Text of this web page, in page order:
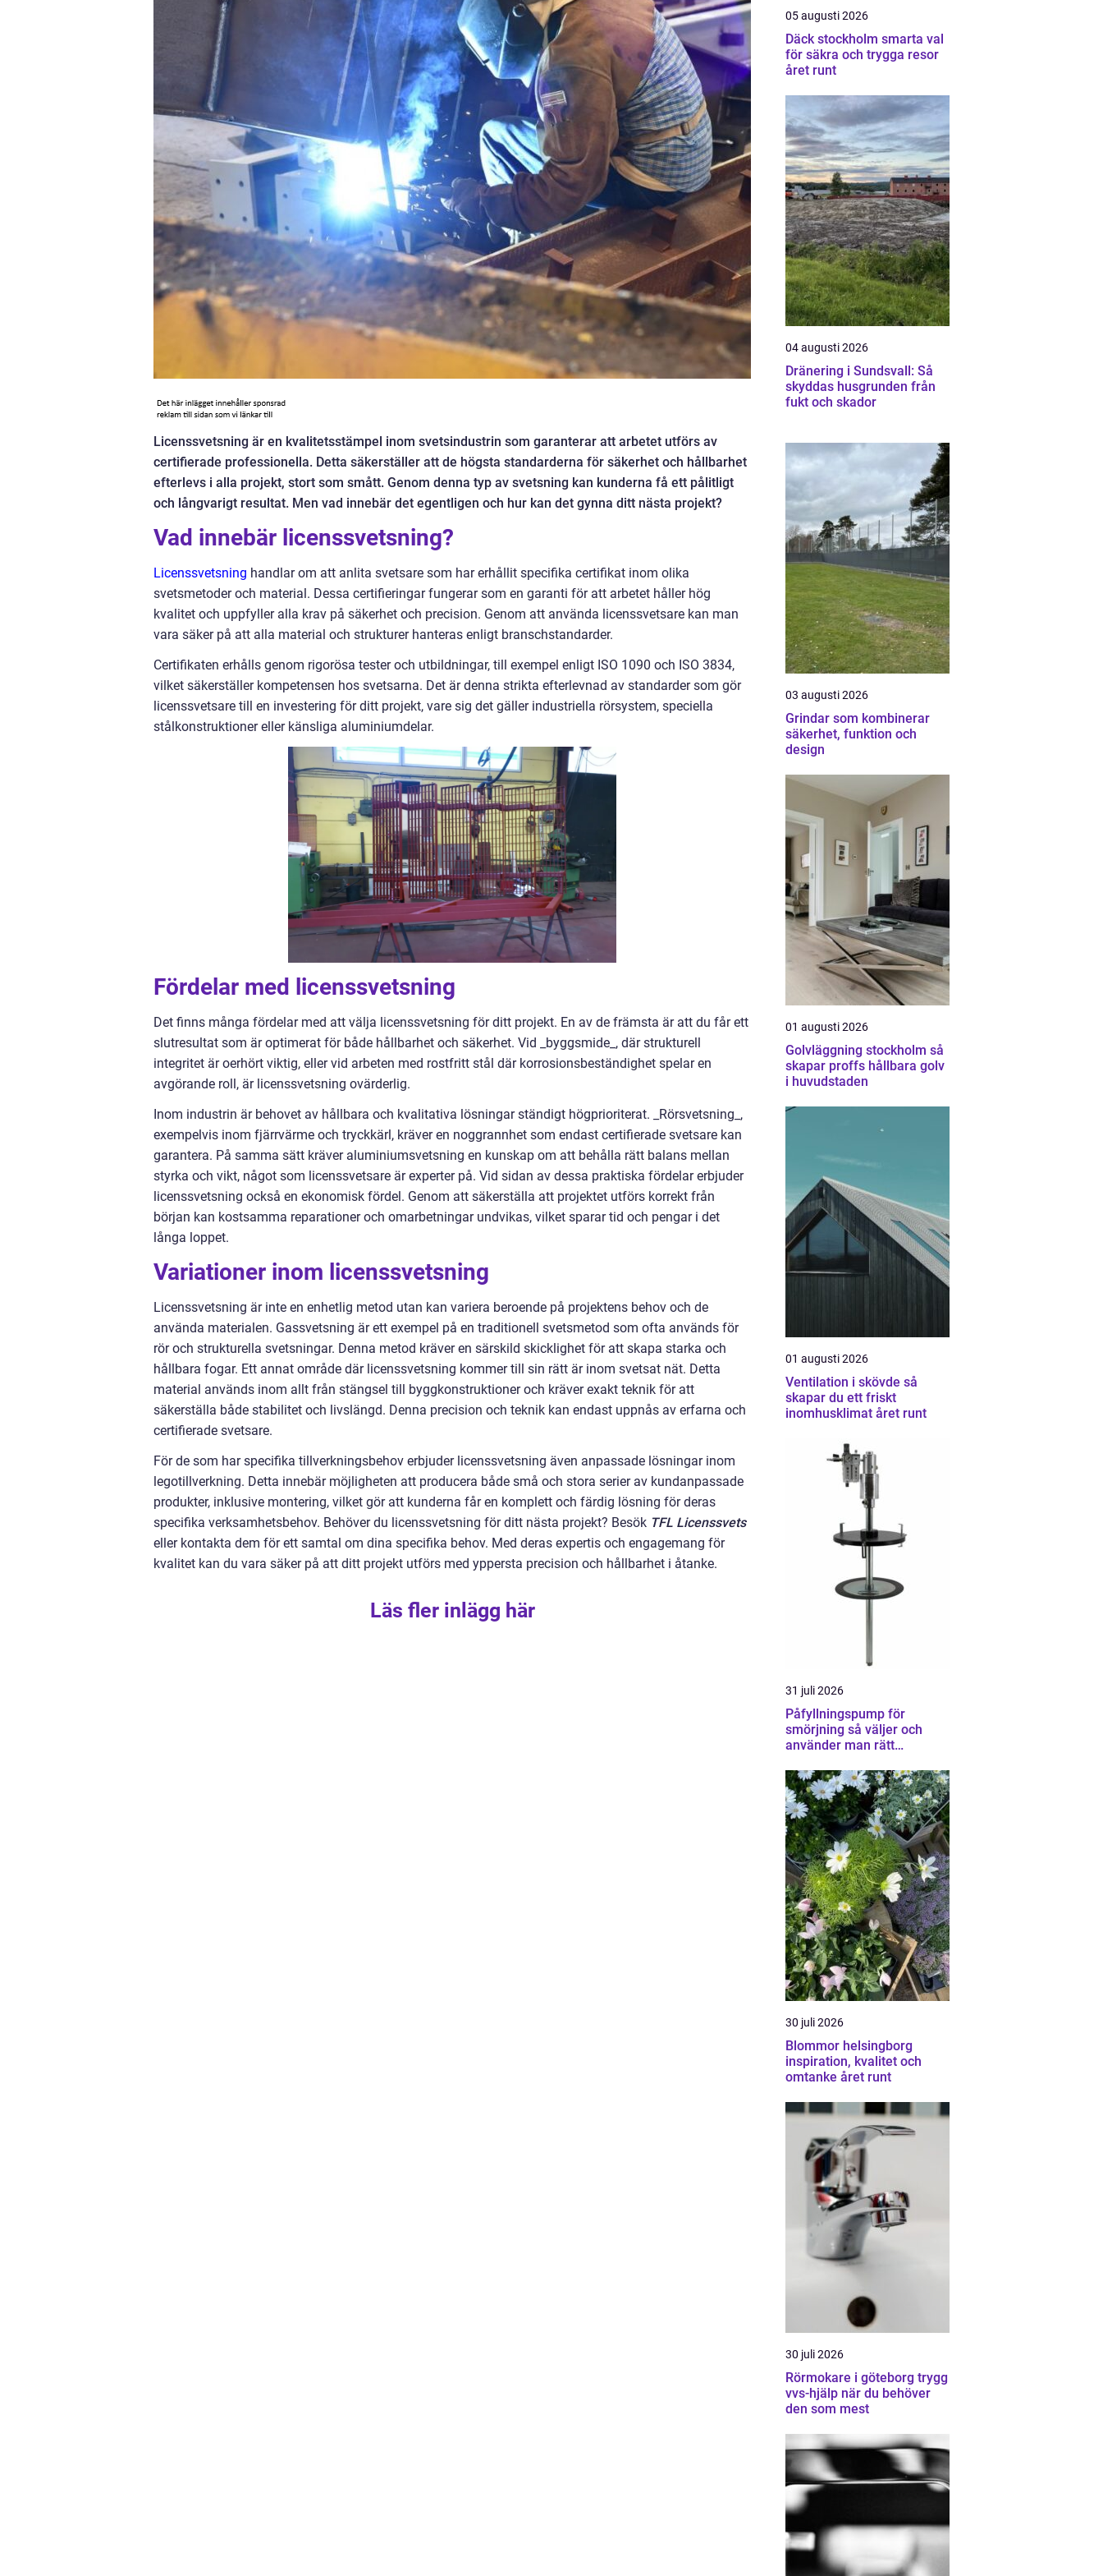
Licenssvetsning är en kvalitetsstämpel inom svetsindustrin som garanterar att arbetet utförs av
certifierade professionella. Detta säkerställer att de högsta standarderna för säkerhet och hållbarhet
efterlevs i alla projekt, stort som smått. Genom denna typ av svetsning kan kunderna få ett pålitligt
och långvarigt resultat. Men vad innebär det egentligen och hur kan det gynna ditt nästa projekt?
Vad innebär licenssvetsning?
Licenssvetsning handlar om att anlita svetsare som har erhållit specifika certifikat inom olika
svetsmetoder och material. Dessa certifieringar fungerar som en garanti för att arbetet håller hög
kvalitet och uppfyller alla krav på säkerhet och precision. Genom att använda licenssvetsare kan man
vara säker på att alla material och strukturer hanteras enligt branschstandarder.
Certifikaten erhålls genom rigorösa tester och utbildningar, till exempel enligt ISO 1090 och ISO 3834,
vilket säkerställer kompetensen hos svetsarna. Det är denna strikta efterlevnad av standarder som gör
licenssvetsare till en investering för ditt projekt, vare sig det gäller industriella rörsystem, speciella
stålkonstruktioner eller känsliga aluminiumdelar.
Fördelar med licenssvetsning
Det finns många fördelar med att välja licenssvetsning för ditt projekt. En av de främsta är att du får ett
slutresultat som är optimerat för både hållbarhet och säkerhet. Vid _byggsmide_, där strukturell
integritet är oerhört viktig, eller vid arbeten med rostfritt stål där korrosionsbeständighet spelar en
avgörande roll, är licenssvetsning ovärderlig.
Inom industrin är behovet av hållbara och kvalitativa lösningar ständigt högprioriterat. _Rörsvetsning_,
exempelvis inom fjärrvärme och tryckkärl, kräver en noggrannhet som endast certifierade svetsare kan
garantera. På samma sätt kräver aluminiumsvetsning en kunskap om att behålla rätt balans mellan
styrka och vikt, något som licenssvetsare är experter på. Vid sidan av dessa praktiska fördelar erbjuder
licenssvetsning också en ekonomisk fördel. Genom att säkerställa att projektet utförs korrekt från
början kan kostsamma reparationer och omarbetningar undvikas, vilket sparar tid och pengar i det
långa loppet.
Variationer inom licenssvetsning
Licenssvetsning är inte en enhetlig metod utan kan variera beroende på projektens behov och de
använda materialen. Gassvetsning är ett exempel på en traditionell svetsmetod som ofta används för
rör och strukturella svetsningar. Denna metod kräver en särskild skicklighet för att skapa starka och
hållbara fogar. Ett annat område där licenssvetsning kommer till sin rätt är inom svetsat nät. Detta
material används inom allt från stängsel till byggkonstruktioner och kräver exakt teknik för att
säkerställa både stabilitet och livslängd. Denna precision och teknik kan endast uppnås av erfarna och
certifierade svetsare.
För de som har specifika tillverkningsbehov erbjuder licenssvetsning även anpassade lösningar inom
legotillverkning. Detta innebär möjligheten att producera både små och stora serier av kundanpassade
produkter, inklusive montering, vilket gör att kunderna får en komplett och färdig lösning för deras
specifika verksamhetsbehov. Behöver du licenssvetsning för ditt nästa projekt? Besök TFL Licenssvets
eller kontakta dem för ett samtal om dina specifika behov. Med deras expertis och engagemang för
kvalitet kan du vara säker på att ditt projekt utförs med yppersta precision och hållbarhet i åtanke.
Läs fler inlägg här
05 augusti 2026
Däck stockholm smarta val
för säkra och trygga resor
året runt
04 augusti 2026
Dränering i Sundsvall: Så
skyddas husgrunden från
fukt och skador
03 augusti 2026
Grindar som kombinerar
säkerhet, funktion och
design
01 augusti 2026
Golvläggning stockholm så
skapar proffs hållbara golv
i huvudstaden
01 augusti 2026
Ventilation i skövde så
skapar du ett friskt
inomhusklimat året runt
31 juli 2026
Påfyllningspump för
smörjning så väljer och
använder man rätt
30 juli 2026
Blommor helsingborg
inspiration, kvalitet och
omtanke året runt
30 juli 2026
Rörmokare i göteborg trygg
vvs-hjälp när du behöver
den som mest